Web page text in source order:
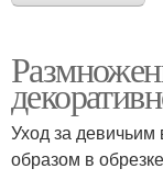
Уход за
образом в